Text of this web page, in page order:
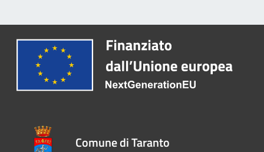
Comune di Taranto